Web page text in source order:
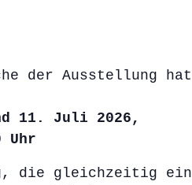
der Ausstellung hat
11. Juli 2026,
Uhr
die gleichzeitig ein